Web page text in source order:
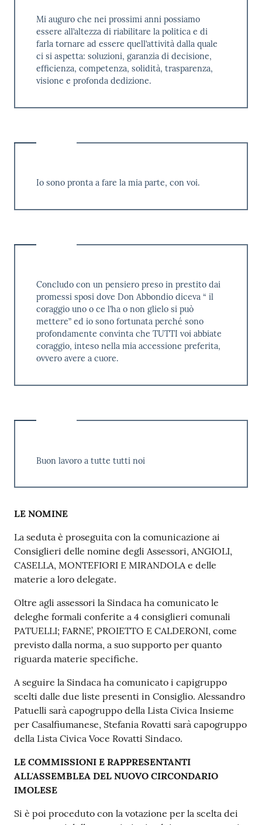
Mi auguro che nei prossimi anni possiamo
essere all’altezza di riabilitare la politica e di
farla tornare ad essere quell’attività dalla quale
ci si aspetta: soluzioni, garanzia di decisione,
efficienza, competenza, solidità, trasparenza,
visione e profonda dedizione.
Io sono pronta a fare la mia parte, con voi.
Concludo con un pensiero preso in prestito dai
promessi sposi dove Don Abbondio diceva “ il
coraggio uno o ce l’ha o non glielo si può
mettere” ed io sono fortunata perché sono
profondamente convinta che TUTTI voi abbiate
coraggio, inteso nella mia accessione preferita,
ovvero avere a cuore.
Buon lavoro a tutte tutti noi
LE NOMINE
La seduta è proseguita con la comunicazione ai
Consiglieri delle nomine degli Assessori, ANGIOLI,
CASELLA, MONTEFIORI E MIRANDOLA e delle
materie a loro delegate.
Oltre agli assessori la Sindaca ha comunicato le
deleghe formali conferite a 4 consiglieri comunali
PATUELLI; FARNE’, PROIETTO E CALDERONI, come
previsto dalla norma, a suo supporto per quanto
riguarda materie specifiche.
A seguire la Sindaca ha comunicato i capigruppo
scelti dalle due liste presenti in Consiglio. Alessandro
Patuelli sarà capogruppo della Lista Civica Insieme
per Casalfiumanese, Stefania Rovatti sarà capogruppo
della Lista Civica Voce Rovatti Sindaco.
LE COMMISSIONI E RAPPRESENTANTI
ALL'ASSEMBLEA DEL NUOVO CIRCONDARIO
IMOLESE
Si è poi proceduto con la votazione per la scelta dei